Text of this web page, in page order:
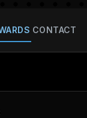
CONTACT